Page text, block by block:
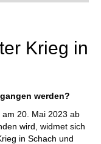
Krieg in
werden?
20. Mai 2023 ab
wird, widmet sich
in Schach und